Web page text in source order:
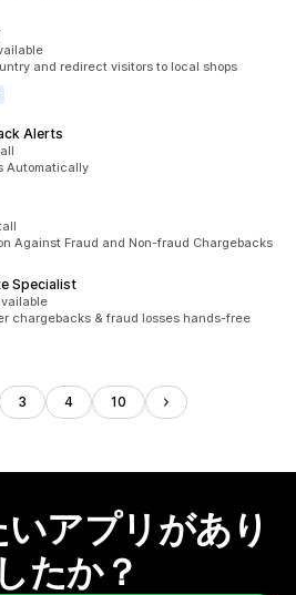
and redirect visitors to local shops
Alerts
Automatically
Against Fraud and Non-fraud Chargebacks
Specialist
chargebacks & fraud losses hands-free
3 4 10
アプリがあり
たか？